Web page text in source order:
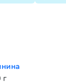
г